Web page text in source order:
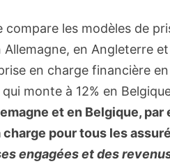
compare les modèles de
en Angleterre
en charge financière
monte à 12% en
et en Belgique,
pour tous les
engagées et des